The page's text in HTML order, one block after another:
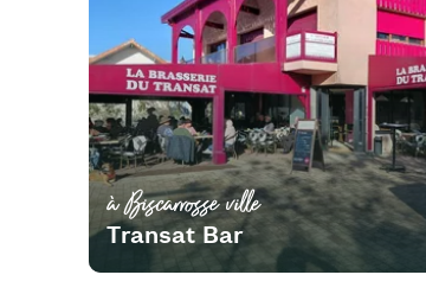
à Biscarrosse ville
Transat Bar